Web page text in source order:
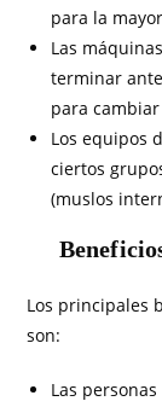
para la
Las
terminar
para
Los equipos
ciertos
(muslos
Los principales
son:
Las